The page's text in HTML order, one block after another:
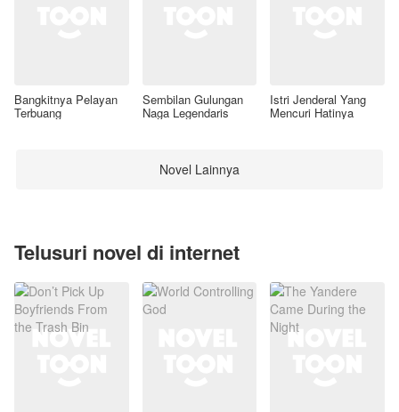
Bangkitnya Pelayan
Terbuang
Sembilan Gulungan
Naga Legendaris
Istri Jenderal Yang
Mencuri Hatinya
Novel Lainnya
Telusuri novel di internet